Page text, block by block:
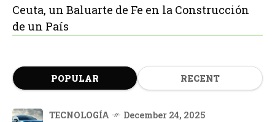
Ceuta, un Baluarte de Fe en la Construcción
de un País
POPULAR RECENT
TECNOLOGÍA December 24, 2025